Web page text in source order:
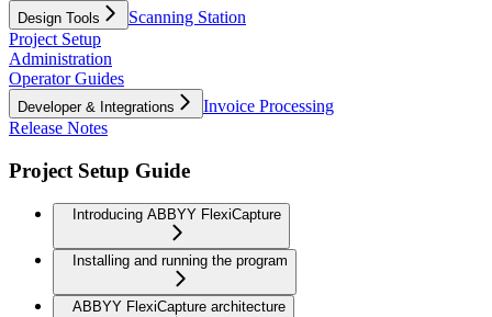
Design Tools
Scanning Station
Project Setup
Administration
Operator Guides
Developer & Integrations
Invoice Processing
Release Notes
Project Setup Guide
Introducing ABBYY FlexiCapture
Installing and running the program
ABBYY FlexiCapture architecture